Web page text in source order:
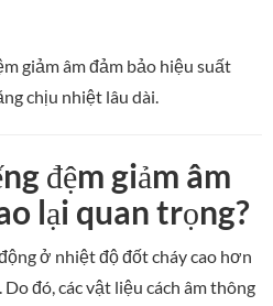
giảm âm đảm bảo hiệu suất
chịu nhiệt lâu dài.
đệm giảm âm
lại quan trọng?
ở nhiệt độ đốt cháy cao hơn
đó, các vật liệu cách âm thông